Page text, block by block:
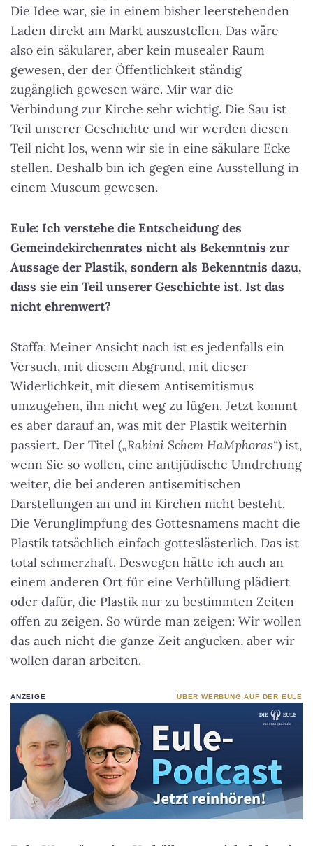
Die Idee war, sie in einem bisher leerstehenden
Laden direkt am Markt auszustellen. Das wäre
also ein säkularer, aber kein musealer Raum
gewesen, der der Öffentlichkeit ständig
zugänglich gewesen wäre. Mir war die
Verbindung zur Kirche sehr wichtig. Die Sau ist
Teil unserer Geschichte und wir werden diesen
Teil nicht los, wenn wir sie in eine säkulare Ecke
stellen. Deshalb bin ich gegen eine Ausstellung in
einem Museum gewesen.
Eule: Ich verstehe die Entscheidung des
Gemeindekirchenrates nicht als Bekenntnis zur
Aussage der Plastik, sondern als Bekenntnis dazu,
dass sie ein Teil unserer Geschichte ist. Ist das
nicht ehrenwert?
Staffa: Meiner Ansicht nach ist es jedenfalls ein
Versuch, mit diesem Abgrund, mit dieser
Widerlichkeit, mit diesem Antisemitismus
umzugehen, ihn nicht weg zu lügen. Jetzt kommt
es aber darauf an, was mit der Plastik weiterhin
passiert. Der Titel („Rabini Schem HaMphoras“) ist,
wenn Sie so wollen, eine antijüdische Umdrehung
weiter, die bei anderen antisemitischen
Darstellungen an und in Kirchen nicht besteht.
Die Verunglimpfung des Gottesnamens macht die
Plastik tatsächlich einfach gotteslästerlich. Das ist
total schmerzhaft. Deswegen hätte ich auch an
einem anderen Ort für eine Verhüllung plädiert
oder dafür, die Plastik nur zu bestimmten Zeiten
offen zu zeigen. So würde man zeigen: Wir wollen
das auch nicht die ganze Zeit angucken, aber wir
wollen daran arbeiten.
ANZEIGE ÜBER WERBUNG AUF DER EULE